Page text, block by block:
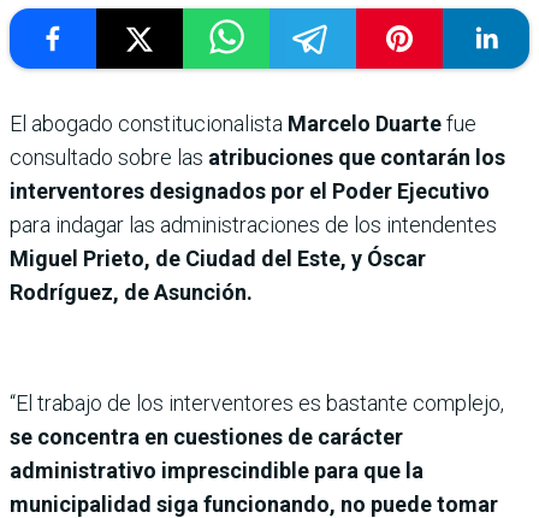
El abogado constitucionalista Marcelo Duartefue
consultado sobre las atribuciones que contarán los
interventores designados por el Poder Ejecutivo
para indagar las administraciones de los intendentes
Miguel Prieto, de Ciudad del Este, y Óscar
Rodríguez, de Asunción.
“El trabajo de los interventores es bastante complejo,
se concentra en cuestiones de carácter
administrativo imprescindible para que la
municipalidad siga funcionando, no puede tomar